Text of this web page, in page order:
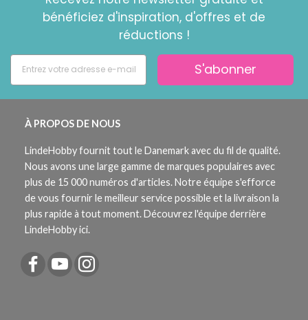
bénéficiez d'inspiration, d'offres et de
réductions !
S'abonner
À PROPOS DE NOUS
LindeHobby fournit tout le Danemark avec du fil de qualité.
Nous avons une large gamme de marques populaires avec
plus de 15 000 numéros d'articles. Notre équipe s'efforce
de vous fournir le meilleur service possible et la livraison la
plus rapide à tout moment. Découvrez l'équipe derrière
LindeHobby ici.